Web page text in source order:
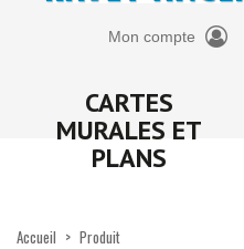
Mon compte
CARTES
MURALES ET
PLANS
Accueil > Produit